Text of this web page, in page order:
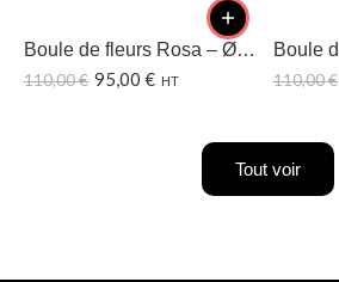
Boule de fleurs Rosa – Ø60 CM
110,00€ 95,00 € HT 110,00€
Tout voir